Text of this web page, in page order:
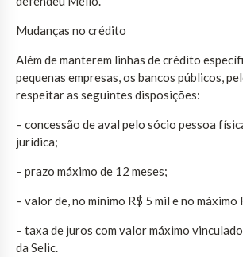
Mudanças no crédito
Além de manterem linhas de crédito
pequenas empresas, os bancos públicos,
respeitar as seguintes disposições:
– concessão de aval pelo sócio pessoa
jurídica;
– prazo máximo de 12 meses;
– valor de, no mínimo R$ 5 mil e no máximo
– taxa de juros com valor máximo
da Selic.